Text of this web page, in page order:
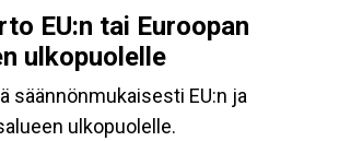
EU:n tai Euroopan
ulkopuolelle
säännönmukaisesti EU:n ja
ulkopuolelle.